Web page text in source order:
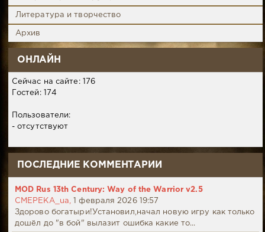
Литература и творчество
Архив
ОНЛАЙН
Сейчас на сайте: 176
Гостей: 174
Пользователи:
- отсутствуют
ПОСЛЕДНИЕ КОММЕНТАРИИ
MOD Rus 13th Century: Way of the Warrior v2.5
CMEPEKA_ua,
1 февраля 2026 19:57
Здорово богатыри!Установил,начал новую игру как только
дошёл до "в бой" вылазит ошибка какие то...